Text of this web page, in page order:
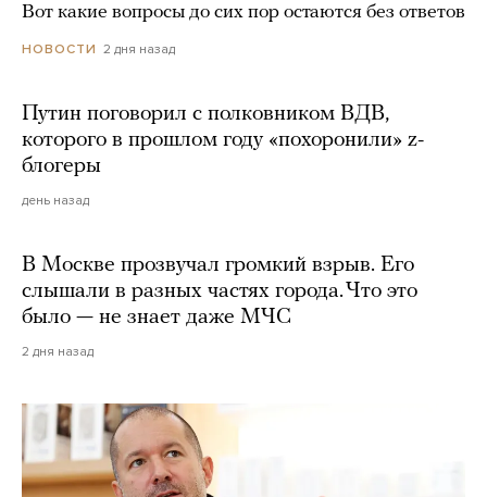
Вот какие вопросы до сих пор остаются без ответов
НОВОСТИ 2 дня назад
Путин поговорил с полковником ВДВ,
которого в прошлом году «похоронили» z-
блогеры
день назад
В Москве прозвучал громкий взрыв. Его
слышали в разных частях города. Что это
было — не знает даже МЧС
2 дня назад